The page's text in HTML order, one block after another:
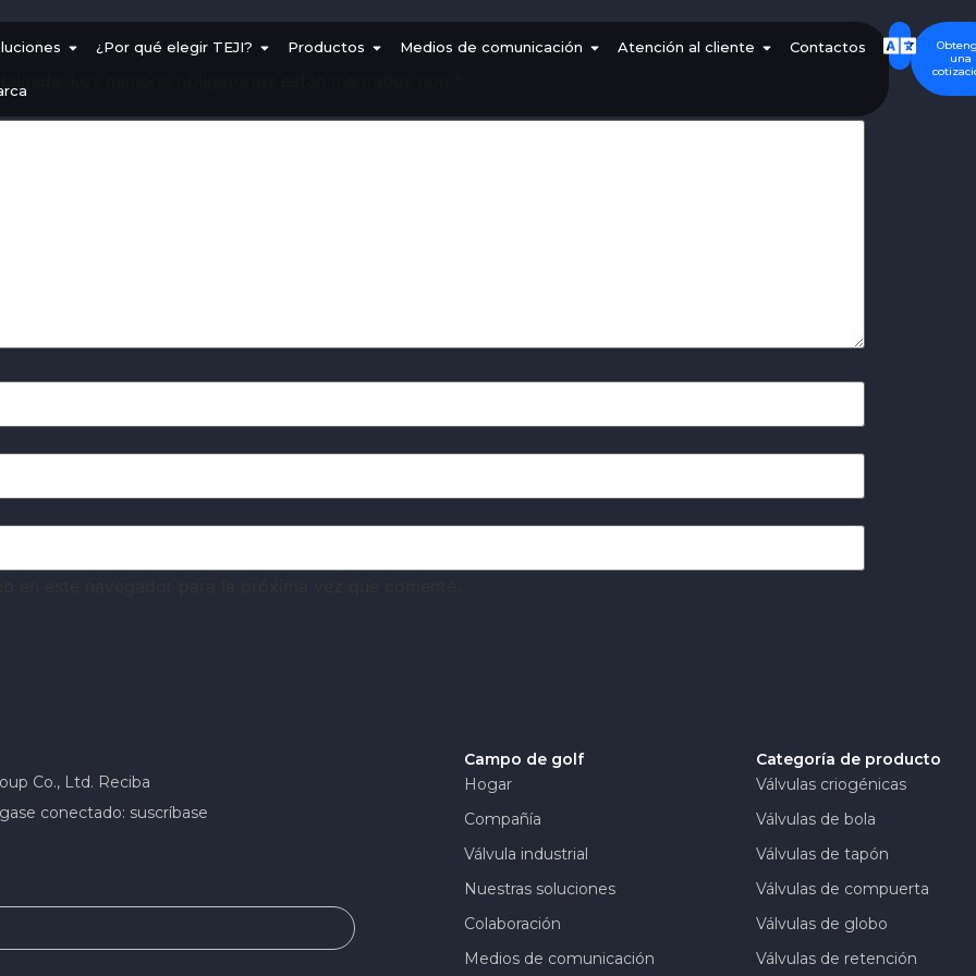
¿Por qué elegir TEJI? Productos Medios de comunicación Atención al cliente Contactos
una
Co., Ltd. Reciba
conectado: suscríbase
Campo de golf
Hogar
Compañía
Válvula industrial
Nuestras soluciones
Colaboración
Medios de comunicación
Categoría de producto
Válvulas criogénicas
Válvulas de bola
Válvulas de tapón
Válvulas de compuerta
Válvulas de globo
Válvulas de retención